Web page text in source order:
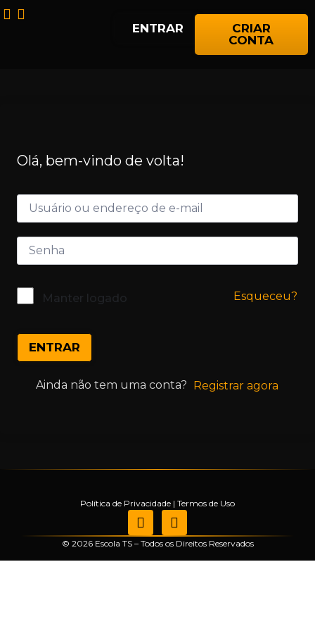
ENTRAR
CRIAR
CONTA
Olá, bem-vindo de volta!
Manter logado Esqueceu?
ENTRAR
Ainda não tem uma conta? Registrar agora
Política de Privacidade | Termos de Uso
© 2026 Escola TS – Todos os Direitos Reservados